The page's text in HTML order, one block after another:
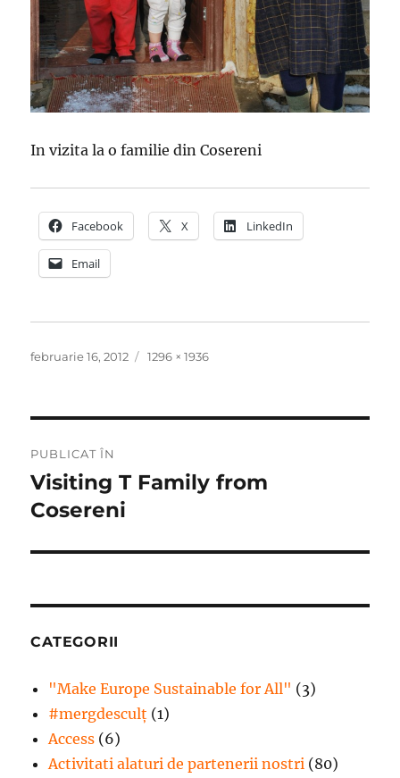
In vizita la o familie din Cosereni
Facebook X LinkedIn
Email
Publicat
februarie 16, 2012
Dimensiune
1296 × 1936
în
articole
PUBLICAT ÎN
Visiting T Family from
Cosereni
CATEGORII
"Make Europe Sustainable for All" (3)
#mergdesculţ (1)
Access (6)
Activitati alaturi de partenerii nostri (80)